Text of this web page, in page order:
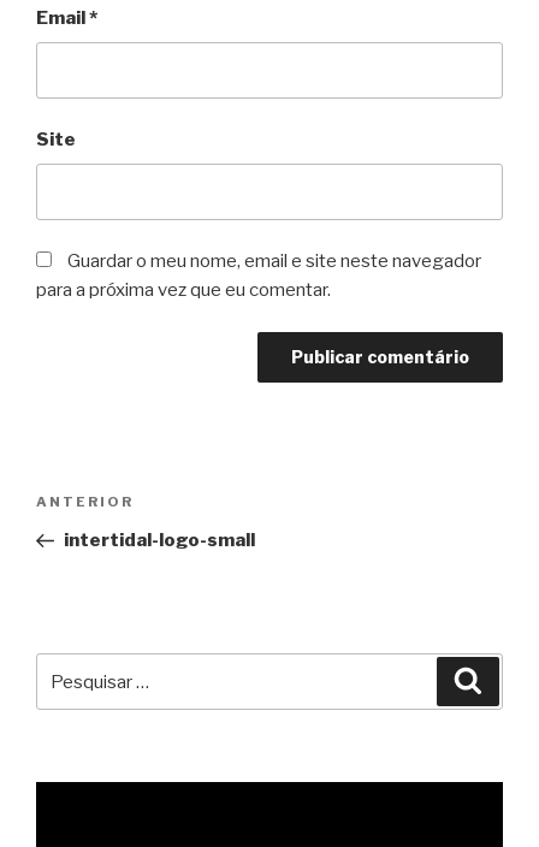
Email *
Site
Guardar o meu nome, email e site neste navegador
para a próxima vez que eu comentar.
artigos
Conteúdo
anterior
ANTERIOR
intertidal-logo-small